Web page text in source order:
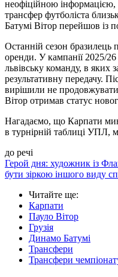
неофіційною інформацією,
трансфер футболіста
Батумі Вітор перейшов із
Останній сезон бразилець
оренди. У кампанії 2025/26
львівську команду, в яких
результативну передачу.
вирішили не
Вітор отримав статус
Нагадаємо, що Карпати
в турнірній таблиці УПЛ,
до речі
Герой дня: художник із
бути зіркою іншого виду
Читайте ще:
Карпати
Пауло Вітор
Грузія
Динамо Батумі
Трансфери
Трансфери